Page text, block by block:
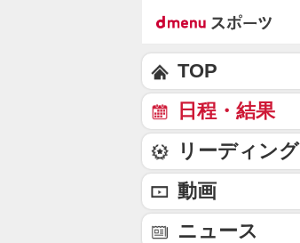
TOP
日程・結果
リーディング
動画
ニュース